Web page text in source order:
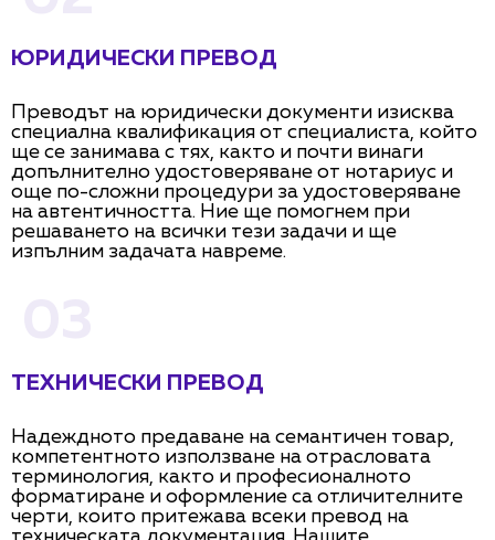
ЮРИДИЧЕСКИ ПРЕВОД
Преводът на юридически документи изисква
специална квалификация от специалиста, който
ще се занимава с тях, както и почти винаги
допълнително удостоверяване от нотариус и
още по-сложни процедури за удостоверяване
на автентичността. Ние ще помогнем при
решаването на всички тези задачи и ще
изпълним задачата навреме.
ТЕХНИЧЕСКИ ПРЕВОД
Надеждното предаване на семантичен товар,
компетентното използване на отрасловата
терминология, както и професионалното
форматиране и оформление са отличителните
черти, които притежава всеки превод на